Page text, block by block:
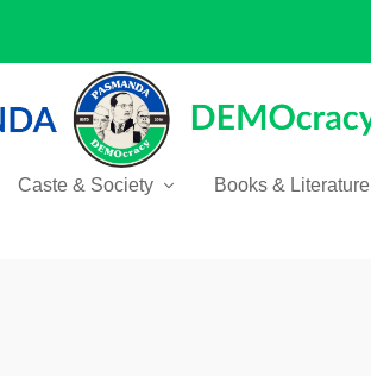
Caste & Society Books & Literature